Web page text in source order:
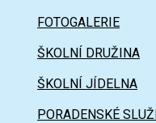
FOTOGALERIE
ŠKOLNÍ DRUŽINA
ŠKOLNÍ JÍDELNA
PORADENSKÉ